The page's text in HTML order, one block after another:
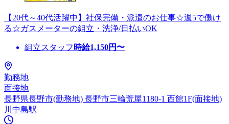
【20代～40代活躍中】社保完備・派遣のお仕事☆週5で働け
る☆ガスメーターの組立・洗浄/日払いOK
組立スタッフ 時給1,150円〜
勤務地
面接地
長野県長野市(勤務地) 長野市三輪荒屋1180-1 西館1F(面接地)
川中島駅